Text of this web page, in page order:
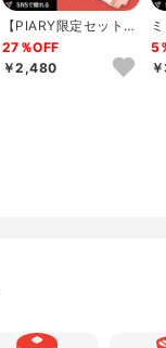
【PIARY限定セット】
選べるTHE QUEEN’S
T...
27％OFF
￥2,480
5